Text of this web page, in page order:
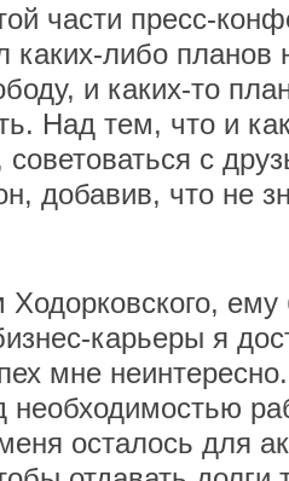
части пресс-
каких-либо
и каких-то
Над тем, что и
с
добавив, что не
Ходорковского,
карьеры я
мне
необходимостью
осталось для